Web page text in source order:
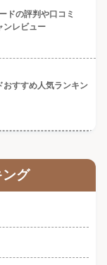
ドの評判や口コミ
ンレビュー
おすすめ人気ランキン
グ